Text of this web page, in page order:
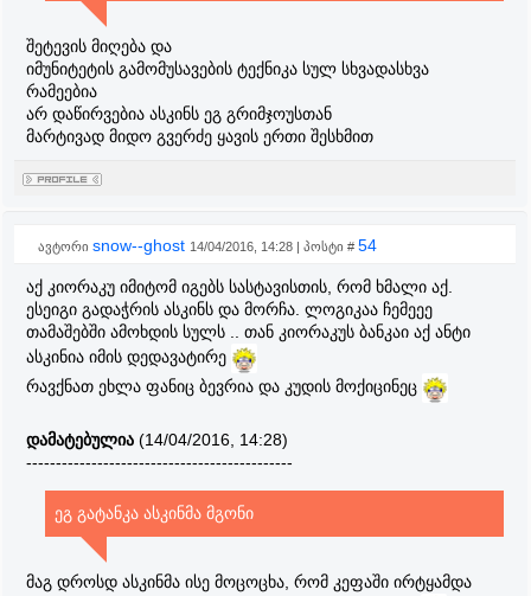
შეტევის მიღება და
იმუნიტეტის გამომუსავების ტექნიკა სულ სხვადასხვა
რამეებია
არ დაწირვებია ასკინს ეგ გრიმჯოუსთან
მარტივად მიდო გვერძე ყავის ერთი შესხმით
ავტორი snow--ghost 14/04/2016, 14:28 | პოსტი # 54
აქ კიორაკუ იმიტომ იგებს სასტავისთის, რომ ხმალი აქ.
ესეიგი გადაჭრის ასკინს და მორჩა. ლოგიკაა ჩემეეე
თამაშებში ამოხდის სულს .. თან კიორაკუს ბანკაი აქ ანტი
ასკინია იმის დედავატირე
რავქნათ ეხლა ფანიც ბევრია და კუდის მოქიცინეც
დამატებულია (14/04/2016, 14:28)
---------------------------------------------
ეგ გატანკა ასკინმა მგონი
მაგ დროსდ ასკინმა ისე მოცოცხა, რომ კეფაში ირტყამდა